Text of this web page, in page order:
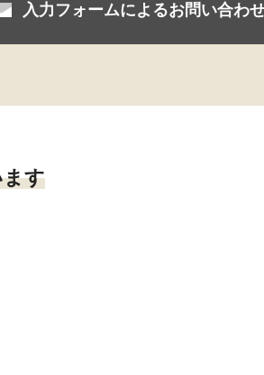
入力フォームによるお問い合わ
す